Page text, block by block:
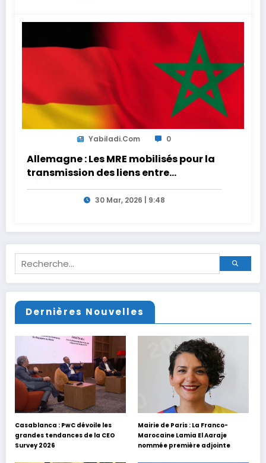
Yabiladi.com 0
Allemagne : Les MRE mobilisés pour la
transmission des liens entre
générations
30 Mar, 2026 | 9:48
Dernières Nouvelles
Casablanca : PwC dévoile les
grandes tendances de la CEO
Survey 2026
Mairie de Paris : La Franco-
Marocaine Lamia El Aaraje
nommée première adjointe